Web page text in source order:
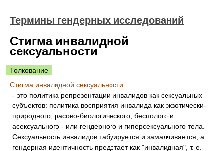
Термины гендерных исследований
Стигма инвалидной
сексуальности
Толкование
Стигма инвалидной сексуальности
- это политика репрезентации инвалидов как сексуальных
субъектов: политика восприятия инвалида как экзотически-
природного, расово-биологического, бесполого и
асексуального - или гендерного и гиперсексуального тела.
Сексуальность инвалидов табуируется и замалчивается, а
гендерная идентичность предстает как "инвалидная", т. е.